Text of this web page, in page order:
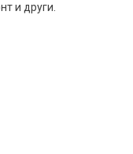
и други.